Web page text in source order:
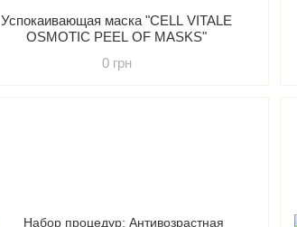
Успокаивающая маска "CELL VITALE
OSMOTIC PEEL OF MASKS"
0 грн